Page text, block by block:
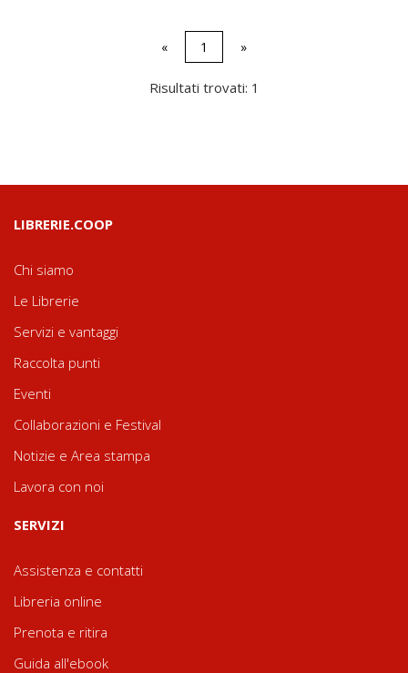
« 1 »
Risultati trovati: 1
LIBRERIE.COOP
Chi siamo
Le Librerie
Servizi e vantaggi
Raccolta punti
Eventi
Collaborazioni e Festival
Notizie e Area stampa
Lavora con noi
SERVIZI
Assistenza e contatti
Libreria online
Prenota e ritira
Guida all'ebook